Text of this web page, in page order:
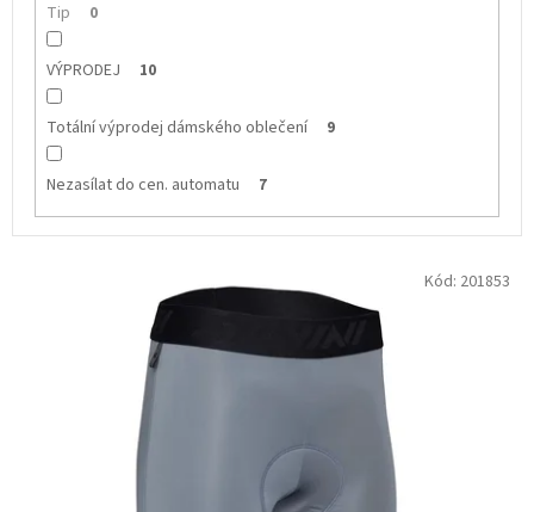
Tip 0
VÝPRODEJ 10
Totální výprodej dámského oblečení 9
Nezasílat do cen. automatu 7
Kód: 201853